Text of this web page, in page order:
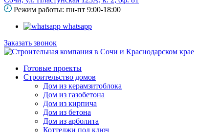
Режим работы: пн-пт 9:00-18:00
whatsapp
Заказать звонок
Готовые проекты
Строительство домов
Дом из керамзитоблока
Дом из газобетона
Дом из кирпича
Дом из бетона
Дом из арболита
Коттеджи под ключ